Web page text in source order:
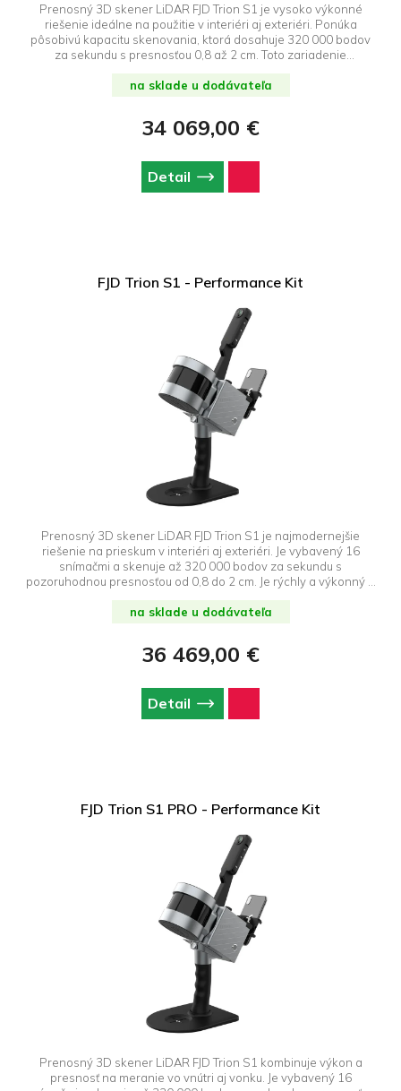
Prenosný 3D skener LiDAR FJD Trion S1 je vysoko výkonné
riešenie ideálne na použitie v interiéri aj exteriéri. Ponúka
pôsobivú kapacitu skenovania, ktorá dosahuje 320 000 bodov
za sekundu s presnosťou 0,8 až 2 cm. Toto zariadenie
Vďaka pokročilým algoritmom SLAM dokáže zariadenie Trion S1
generovať, spracovávať a zobrazovať presné mračná bodov
na sklade u dodávateľa
34 069,00 €
Detail
FJD Trion S1 - Performance Kit
Prenosný 3D skener LiDAR FJD Trion S1 je najmodernejšie
riešenie na prieskum v interiéri aj exteriéri. Je vybavený 16
snímačmi a skenuje až 320 000 bodov za sekundu s
pozoruhodnou presnosťou od 0,8 do 2 cm. Je rýchly a výkonný a
a zobrazuje presné mračná bodov v reálnom čase na mobilných
zariadeniach, čím poskytuje plynulý a efektívny zážitok.
na sklade u dodávateľa
36 469,00 €
Detail
FJD Trion S1 PRO - Performance Kit
Prenosný 3D skener LiDAR FJD Trion S1 kombinuje výkon a
presnosť na meranie vo vnútri aj vonku. Je vybavený 16